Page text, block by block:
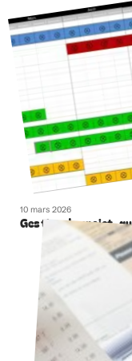
10 mars 2026
Gestion de projet,